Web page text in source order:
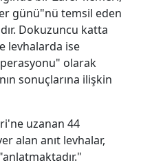
günü"nü temsil eden
Dokuzuncu katta
levhalarda ise
olarak
sonuçlarına ilişkin
uzanan 44
alan anıt levhalar,